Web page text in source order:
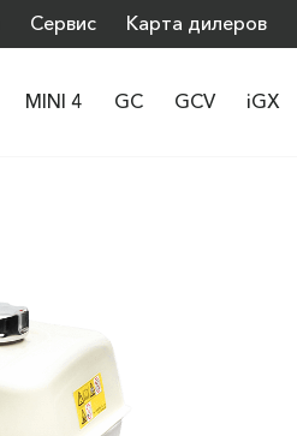
Сервис Карта дилеров
MINI 4 GC GCV iGX